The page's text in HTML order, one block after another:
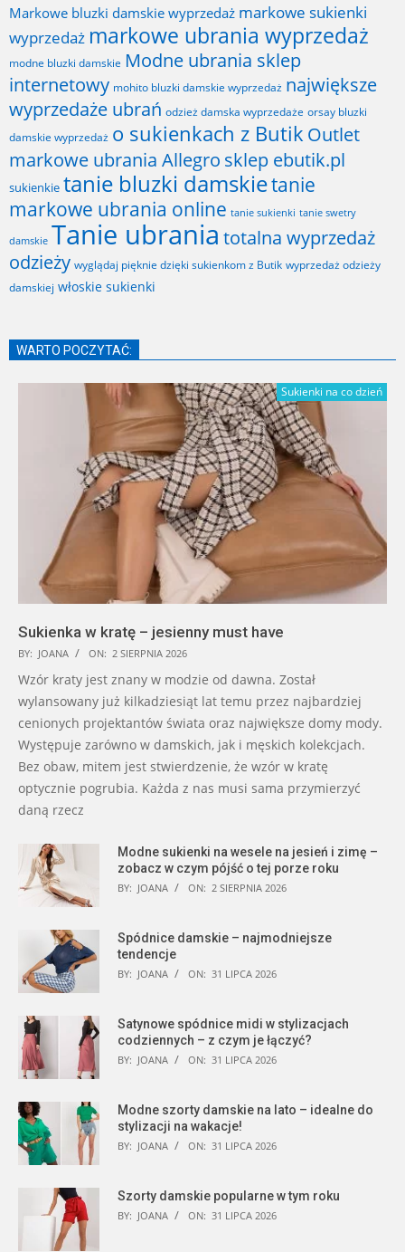
Markowe bluzki damskie wyprzedaż markowe sukienki
wyprzedaż markowe ubrania wyprzedaż
modne bluzki damskie Modne ubrania sklep
internetowy mohito bluzki damskie wyprzedaż największe
wyprzedaże ubrań odzież damska wyprzedaże orsay bluzki
damskie wyprzedaż o sukienkach z Butik Outlet
markowe ubrania Allegro sklep ebutik.pl
sukienkie tanie bluzki damskietanie
markowe ubrania online tanie sukienki tanie swetry
damskie Tanie ubrania totalna wyprzedaż
odzieży wyglądaj pięknie dzięki sukienkom z Butik wyprzedaż odzieży
damskiej włoskie sukienki
WARTO POCZYTAĆ:
Sukienki na co dzień
Sukienka w kratę – jesienny must have
BY: JOANA ON: 2 SIERPNIA 2026
Wzór kraty jest znany w modzie od dawna. Został
wylansowany już kilkadziesiąt lat temu przez najbardziej
cenionych projektantów świata oraz największe domy mody.
Występuje zarówno w damskich, jak i męskich kolekcjach.
Bez obaw, mitem jest stwierdzenie, że wzór w kratę
optycznie pogrubia. Każda z nas musi sama przymierzyć
daną rzecz
Modne sukienki na wesele na jesień i zimę –
zobacz w czym pójść o tej porze roku
BY: JOANA ON: 2 SIERPNIA 2026
Spódnice damskie – najmodniejsze
tendencje
BY: JOANA ON: 31 LIPCA 2026
Satynowe spódnice midi w stylizacjach
codziennych – z czym je łączyć?
BY: JOANA ON: 31 LIPCA 2026
Modne szorty damskie na lato – idealne do
stylizacji na wakacje!
BY: JOANA ON: 31 LIPCA 2026
Szorty damskie popularne w tym roku
BY: JOANA ON: 31 LIPCA 2026